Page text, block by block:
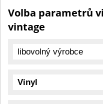
Volba parametrů
vintage